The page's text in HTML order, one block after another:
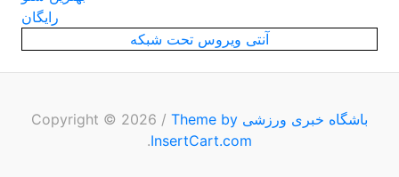
رایگان
آنتی ویروس تحت شبکه
باشگاه خبری ورزشی / Theme by
InsertCart.com
.